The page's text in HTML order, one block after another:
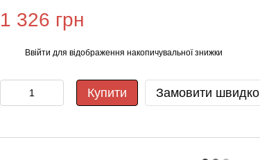
1 326 грн
Ввійти для відображення накопичувальної знижки
Купити Замовити швидко